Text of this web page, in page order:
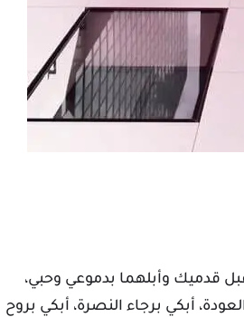
قدميك وأبلهما بدموعي وحبي،
أبكي برجاء النصرة، أبكي بروح